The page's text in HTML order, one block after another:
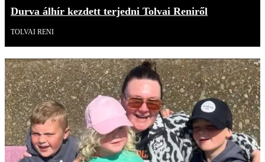
Durva álhír kezdett terjedni Tolvai Reniről
TOLVAI RENI